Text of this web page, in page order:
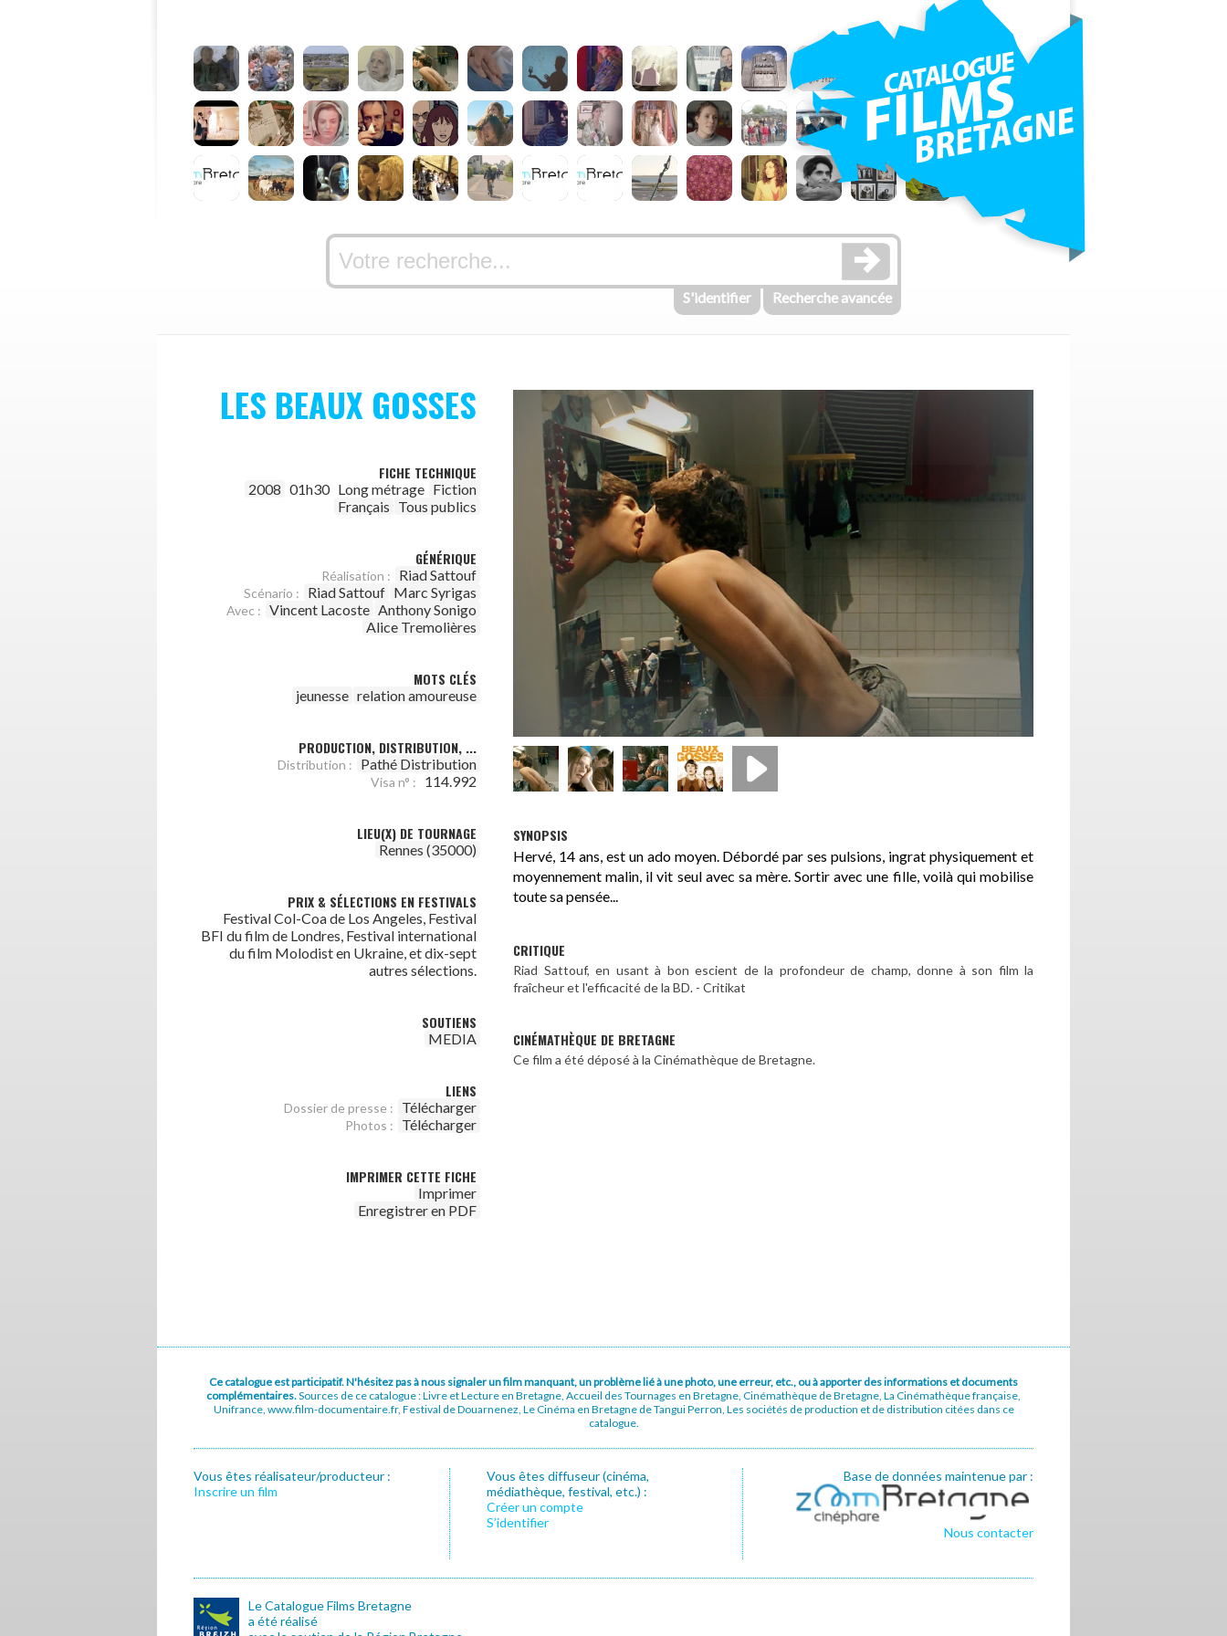
S'identifier Recherche avancée
LES BEAUX GOSSES
FICHE TECHNIQUE
2008 01h30 Long métrage Fiction
Français Tous publics
GÉNÉRIQUE
Réalisation : Riad Sattouf
Scénario : Riad Sattouf Marc Syrigas
Avec : Vincent Lacoste Anthony Sonigo
Alice Tremolières
MOTS CLÉS
jeunesse relation amoureuse
PRODUCTION, DISTRIBUTION, ...
Distribution : Pathé Distribution
Visa n° : 114.992
LIEU(X) DE TOURNAGE
Rennes (35000)
PRIX & SÉLECTIONS EN FESTIVALS
Festival Col-Coa de Los Angeles, Festival
BFI du film de Londres, Festival international
du film Molodist en Ukraine, et dix-sept
autres sélections.
SOUTIENS
MEDIA
LIENS
Dossier de presse : Télécharger
Photos : Télécharger
IMPRIMER CETTE FICHE
Imprimer
Enregistrer en PDF
SYNOPSIS
Hervé, 14 ans, est un ado moyen. Débordé par ses pulsions, ingrat physiquement et
moyennement malin, il vit seul avec sa mère. Sortir avec une fille, voilà qui mobilise
toute sa pensée...
CRITIQUE
Riad Sattouf, en usant à bon escient de la profondeur de champ, donne à son film la
fraîcheur et l'efficacité de la BD. - Critikat
CINÉMATHÈQUE DE BRETAGNE
Ce film a été déposé à la Cinémathèque de Bretagne.
Ce catalogue est participatif. N'hésitez pas à nous signaler un film manquant, un problème lié à une photo, une erreur, etc., ou à apporter des informations et documents
complémentaires.Sources de ce catalogue : Livre et Lecture en Bretagne, Accueil des Tournages en Bretagne, Cinémathèque de Bretagne, La Cinémathèque française,
Unifrance, www.film-documentaire.fr, Festival de Douarnenez, Le Cinéma en Bretagne de Tangui Perron, Les sociétés de production et de distribution citées dans ce
catalogue.
Vous êtes réalisateur/producteur :
Inscrire un film
Vous êtes diffuseur (cinéma,
médiathèque, festival, etc.) :
Créer un compte
S’identifier
Base de données maintenue par :
Nous contacter
Le Catalogue Films Bretagne
a été réalisé